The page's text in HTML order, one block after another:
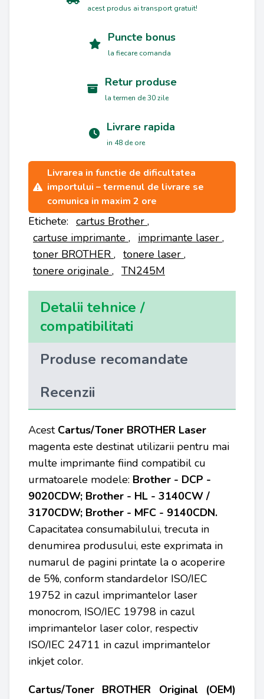
acest produs ai transport gratuit!
Puncte bonus
la fiecare comanda
Retur produse
la termen de 30 zile
Livrare rapida
in 48 de ore
Livrarea in functie de dificultatea
importului – termenul de livrare se
comunica in maxim 2 ore
Etichete: cartus Brother ,
cartuse imprimante , imprimante laser ,
toner BROTHER , tonere laser ,
tonere originale , TN245M
Detalii tehnice /
compatibilitati
Produse recomandate
Recenzii
Acest Cartus/Toner BROTHER Laser
magenta este destinat utilizarii pentru mai
multe imprimante fiind compatibil cu
urmatoarele modele: Brother - DCP -
9020CDW; Brother - HL - 3140CW /
3170CDW; Brother - MFC - 9140CDN.
Capacitatea consumabilului, trecuta in
denumirea produsului, este exprimata in
numarul de pagini printate la o acoperire
de 5%, conform standardelor ISO/IEC
19752 in cazul imprimantelor laser
monocrom, ISO/IEC 19798 in cazul
imprimantelor laser color, respectiv
ISO/IEC 24711 in cazul imprimantelor
inkjet color.
Cartus/Toner BROTHER Original (OEM)